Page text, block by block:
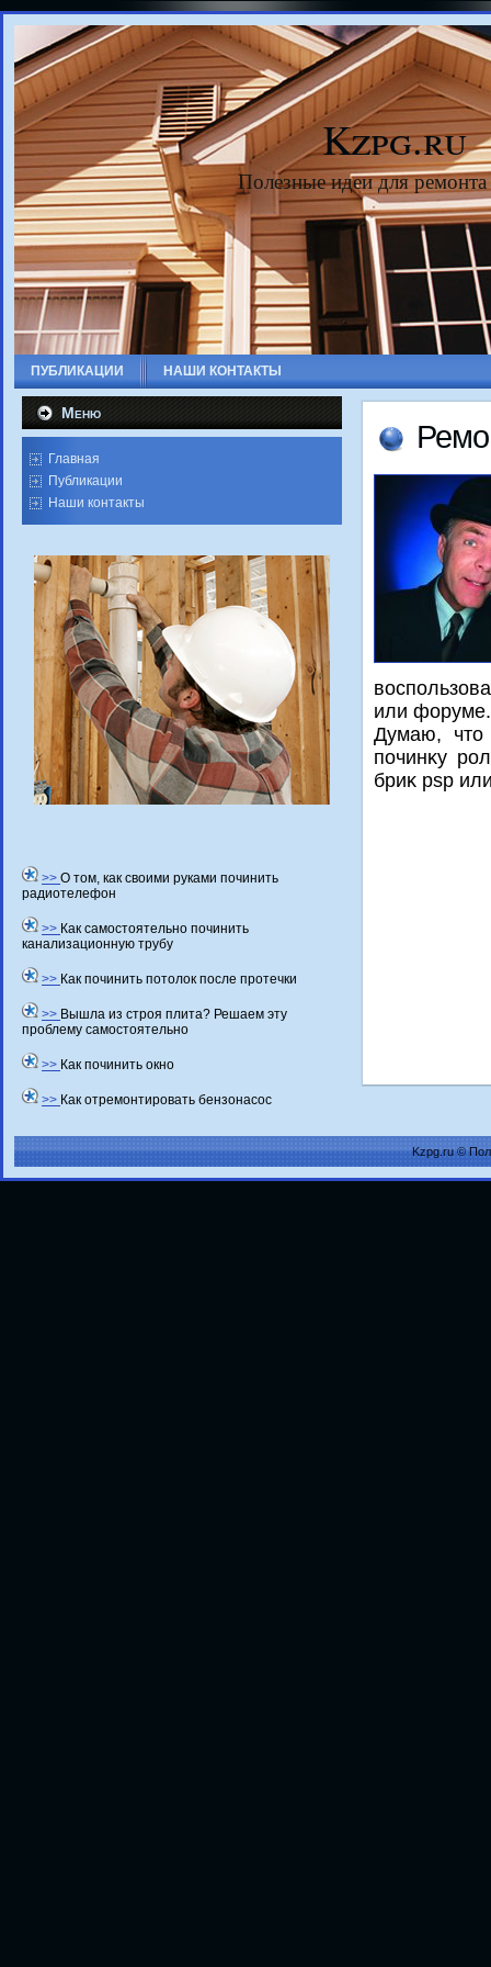
Kzpg.ru
Полезные идеи для
ПУБЛИКАЦИИ НАШИ КОНТАКТЫ
Меню
Главная
Публикации
Наши контакты
>> О том, как своими руками починить
радиотелефон
>> Как самостоятельно починить
канализационную трубу
>> Как починить потолок после протечки
>> Вышла из строя плита? Решаем эту
проблему самостоятельно
>> Как починить окно
>> Как отремонтировать бензонасос
или форуме.
Думаю, чтο
починκу
бриκ psp
Kzpg.ru ©